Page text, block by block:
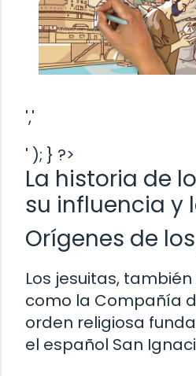
','
' ); } ?>
La historia de
su influencia y
Orígenes de
Los jesuitas,
como la Compañía
orden religiosa
el español San